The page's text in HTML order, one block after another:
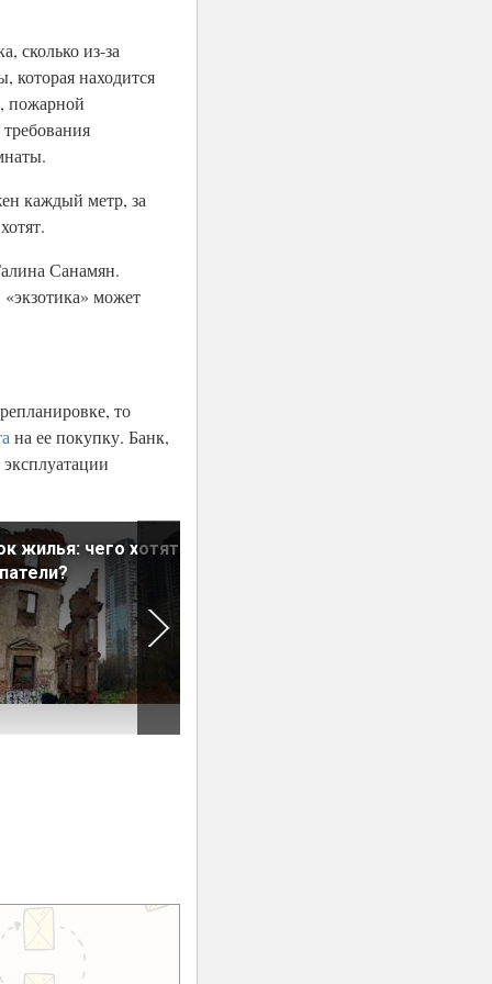
сколько из-за
которая находится
пожарной
каждый метр, за
Санамян.
может
то
на ее покупку. Банк,
жилья: чего хотят